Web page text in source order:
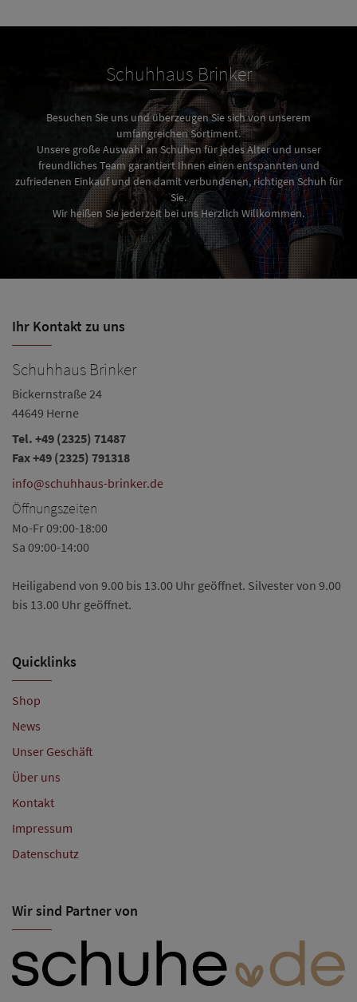
Schuhhaus Brinker
Besuchen Sie uns und überzeugen Sie sich von unserem
umfangreichen Sortiment.
Unsere große Auswahl an Schuhen für jedes Alter und unser
freundliches Team garantiert Ihnen einen entspannten und
zufriedenen Einkauf und den damit verbundenen, richtigen Schuh für
Sie.
Wir heißen Sie jederzeit bei uns Herzlich Willkommen.
Ihr Kontakt zu uns
Schuhhaus Brinker
Bickernstraße 24
44649 Herne
Tel. +49 (2325) 71487
Fax +49 (2325) 791318
info@schuhhaus-brinker.de
Öffnungszeiten
Mo-Fr 09:00-18:00
Sa 09:00-14:00
Heiligabend von 9.00 bis 13.00 Uhr geöffnet. Silvester von 9.00
bis 13.00 Uhr geöffnet.
Quicklinks
Shop
News
Unser Geschäft
Über uns
Kontakt
Impressum
Datenschutz
Wir sind Partner von